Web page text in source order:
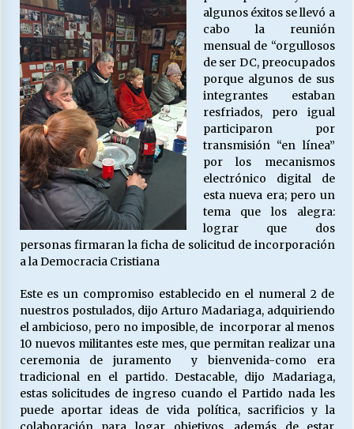
Releyendo la Rerum Novarum a 135 años. “La
cuestión social hoy”.
16/05/2026
S.O.S. a los ricos, Save Our Souls (Salvar
Nuestras Almas)
30/04/2026
¿Asesores con doble sueldo?
18/04/2026
Chile y sus segmentos de la riqueza
06/04/2026
algunos éxitos se llevó a
cabo la reunión
mensual de “orgullosos
de ser DC, preocupados
porque algunos de sus
integrantes estaban
resfriados, pero igual
participaron por
transmisión “en línea”
por los mecanismos
electrónico digital de
esta nueva era; pero un
tema que los alegra:
lograr que dos
personas firmaran la ficha de solicitud de incorporación
a la Democracia Cristiana
Este es un compromiso establecido en el numeral 2 de
nuestros postulados, dijo Arturo Madariaga, adquiriendo
el ambicioso, pero no imposible, de incorporar al menos
10 nuevos militantes este mes, que permitan realizar una
ceremonia de juramento y bienvenida-como era
tradicional en el partido. Destacable, dijo Madariaga,
estas solicitudes de ingreso cuando el Partido nada les
puede aportar ideas de vida política, sacrificios y la